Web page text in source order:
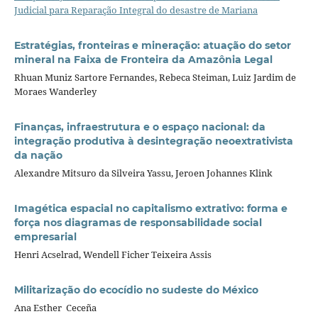
Judicial para Reparação Integral do desastre de Mariana
Estratégias, fronteiras e mineração: atuação do setor
mineral na Faixa de Fronteira da Amazônia Legal
Rhuan Muniz Sartore Fernandes, Rebeca Steiman, Luiz Jardim de
Moraes Wanderley
Finanças, infraestrutura e o espaço nacional: da
integração produtiva à desintegração neoextrativista
da nação
Alexandre Mitsuro da Silveira Yassu, Jeroen Johannes Klink
Imagética espacial no capitalismo extrativo: forma e
força nos diagramas de responsabilidade social
empresarial
Henri Acselrad, Wendell Ficher Teixeira Assis
Militarização do ecocídio no sudeste do México
Ana Esther Ceceña